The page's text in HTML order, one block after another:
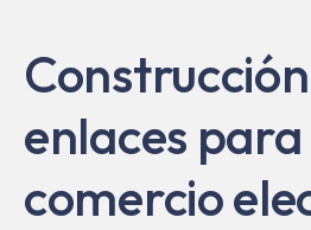
enlaces
comercio